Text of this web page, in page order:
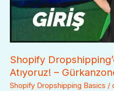
Shopify
Atıyoruz! –
Shopify Dropshipping Basics /
–
Gürkanzone